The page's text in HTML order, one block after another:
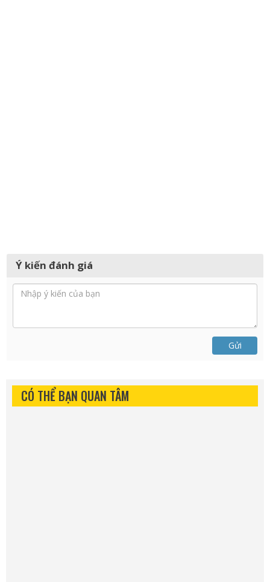
Ý kiến đánh giá
Gửi
CÓ THỂ BẠN QUAN TÂM